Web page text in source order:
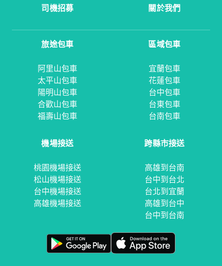
司機招募
關於我們
旅途包車
阿里山包車
太平山包車
陽明山包車
合歡山包車
福壽山包車
區域包車
宜蘭包車
花蓮包車
台中包車
台東包車
台南包車
機場接送
桃園機場接送
松山機場接送
台中機場接送
高雄機場接送
跨縣市接送
高雄到台南
台中到台北
台北到宜蘭
高雄到台中
台中到台南